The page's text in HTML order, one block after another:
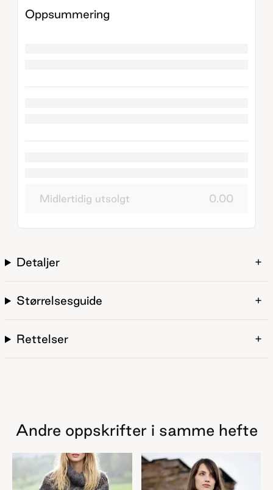
Oppsummering
Midlertidig utsolgt 0.00
Detaljer
Størrelsesguide
Rettelser
Andre oppskrifter i samme hefte